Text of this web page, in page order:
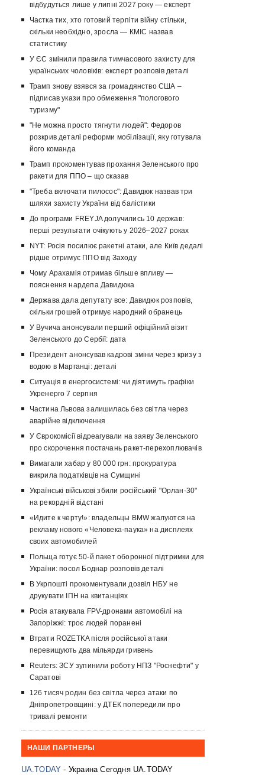
відбудуться лише у липні 2027 року — експерт
Частка тих, хто готовий терпіти війну стільки,
скільки необхідно, зросла — КМІС назвав
статистику
У ЄС змінили правила тимчасового захисту для
українських чоловіків: експерт розповів деталі
Трамп знову взявся за громадянство США –
підписав укази про обмеження "пологового
туризму"
"Не можна просто тягнути людей": Федоров
розкрив деталі реформи мобілізації, яку готувала
його команда
Трамп прокоментував прохання Зеленського про
ракети для ППО – що сказав
"Треба включати пилосос": Давидюк назвав три
шляхи захисту України від балістики
До програми FREYJA долучились 10 держав:
перші результати очікують у 2026–2027 роках
NYT: Росія посилює ракетні атаки, але Київ дедалі
рідше отримує ППО від Заходу
Чому Арахамія отримав більше впливу —
пояснення нардепа Давидюка
Держава дала депутату все: Давидюк розповів,
скільки грошей отримує народний обранець
У Вучича анонсували перший офіційний візит
Зеленського до Сербії: дата
Президент анонсував кадрові зміни через кризу з
водою в Марганці: деталі
Ситуація в енергосистемі: чи діятимуть графіки
Укренерго 7 серпня
Частина Львова залишилась без світла через
аварійне відключення
У Єврокомісії відреагували на заяву Зеленського
про скорочення постачань ракет-перехоплювачів
Вимагали хабар у 80 000 грн: прокуратура
викрила податківців на Сумщині
Українські військові збили російський "Орлан-30"
на рекордній відстані
«Идите к черту!»: владельцы BMW жалуются на
рекламу нового «Человека-паука» на дисплеях
своих автомобилей
Польща готує 50-й пакет оборонної підтримки для
України: посол Боднар розповів деталі
В Укрпошті прокоментували дозвіл НБУ не
друкувати ІПН на квитанціях
Росія атакувала FPV-дронами автомобілі на
Запоріжжі: троє людей поранені
Втрати ROZETKA після російської атаки
перевищують два мільярди гривень
Reuters: ЗСУ зупинили роботу НПЗ "Роснефти" у
Саратові
126 тисяч родин без світла через атаки по
Дніпропетровщині: у ДТЕК попередили про
тривалі ремонти
НАШИ ПАРТНЕРЫ
UA.TODAY - Украина Сегодня UA.TODAY